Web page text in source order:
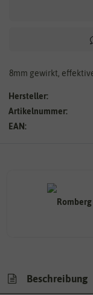
8mm gewirkt,
Hersteller:
Artikelnummer:
EAN:
Beschreibung